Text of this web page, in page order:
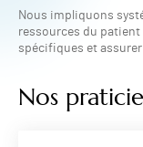
Nous impliquons
ressources du
spécifiques et
Nos